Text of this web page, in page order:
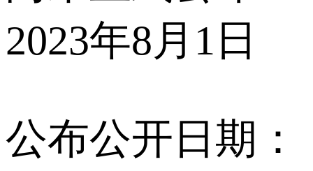
2023年8月1日
公布公开日期：